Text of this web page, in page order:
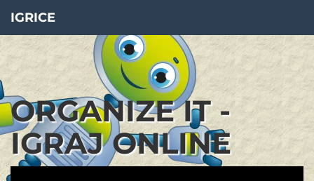
IGRICE
ORGANIZE IT -
IGRAJ ONLINE